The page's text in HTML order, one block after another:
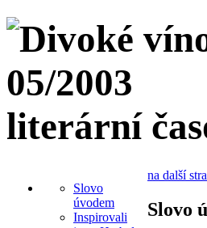
literární
Slovo
úvodem
Inspirovali
na další
Slovo